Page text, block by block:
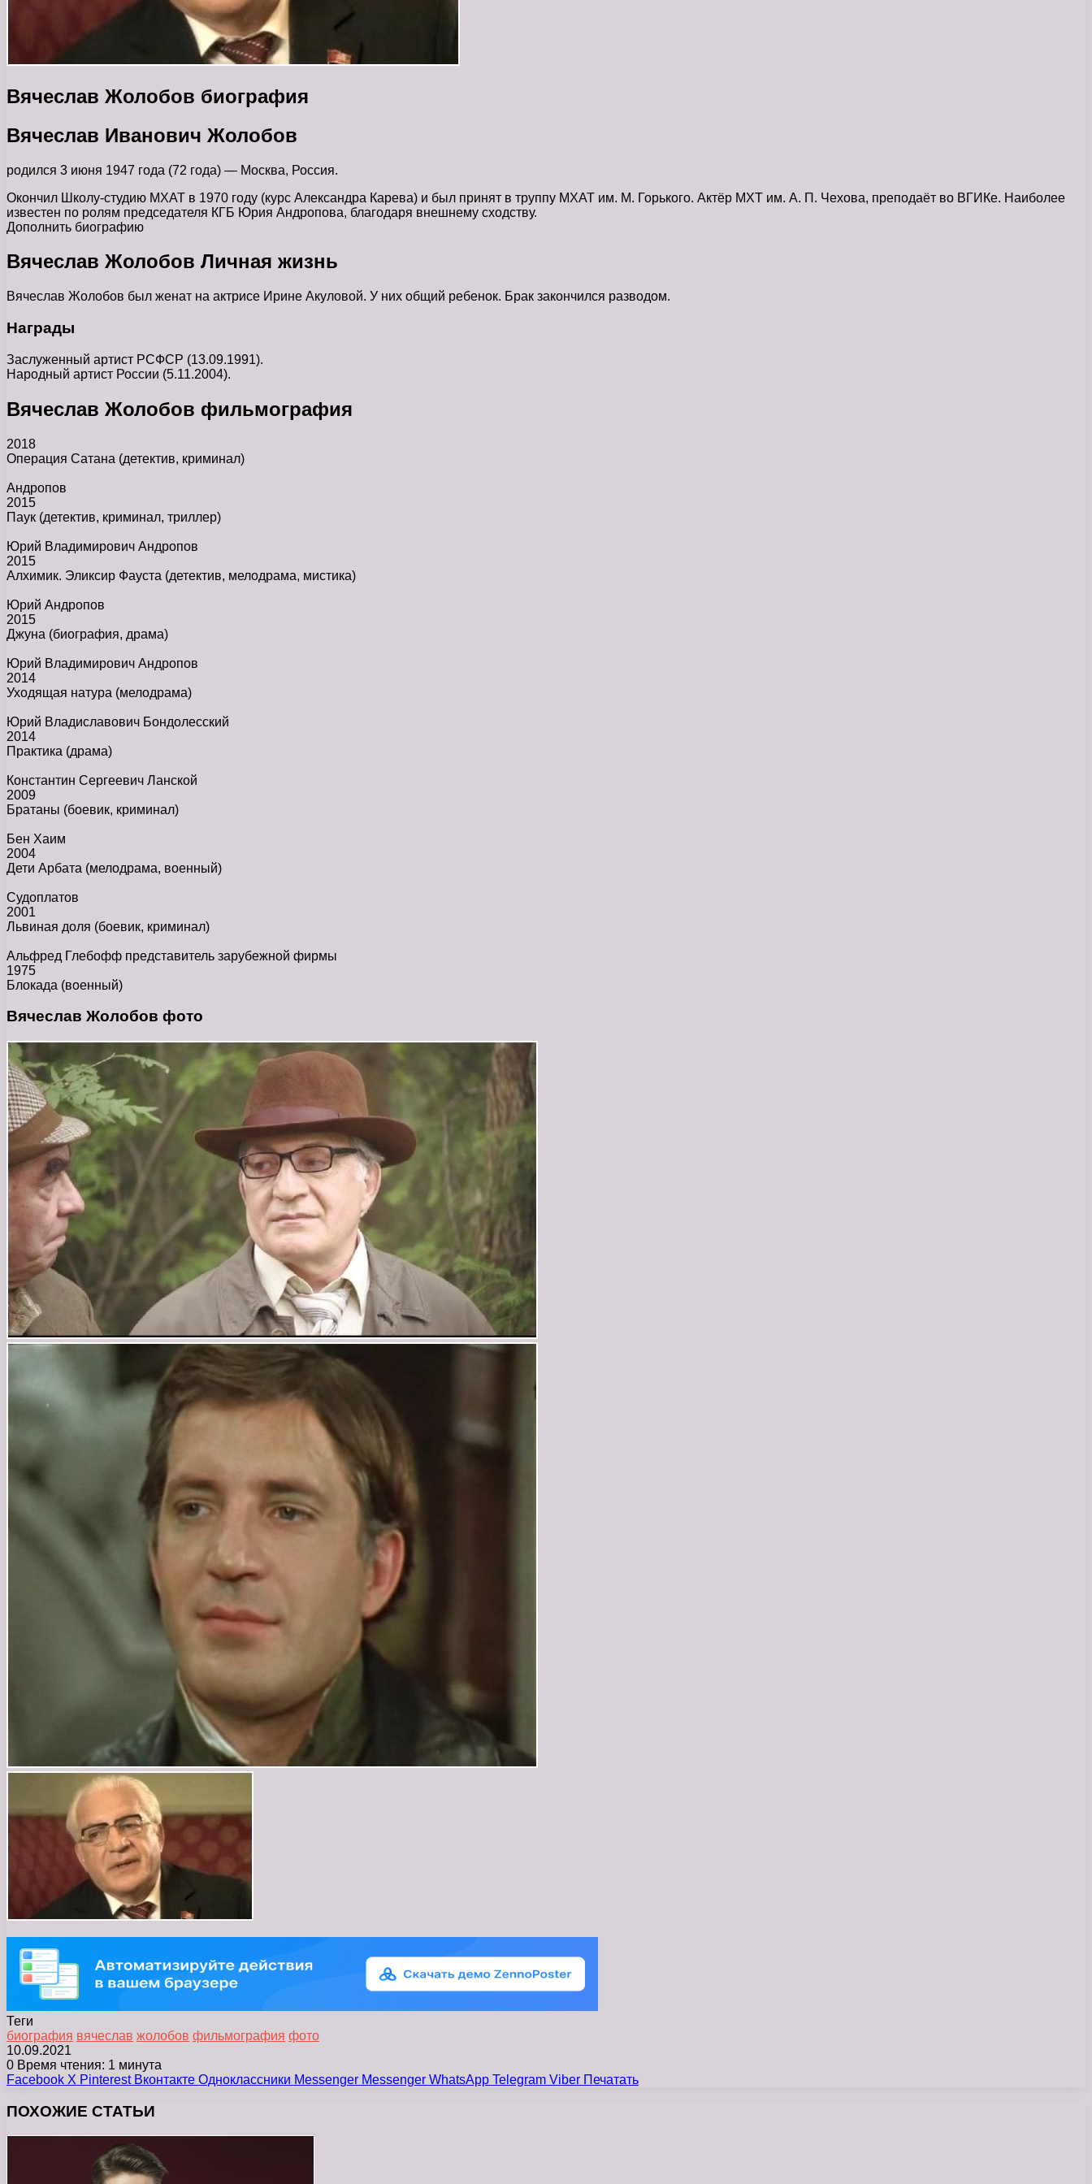
Вячеслав Жолобов биография
Вячеслав Иванович Жолобов
родился 3 июня 1947 года (72 года) — Москва, Россия.
Окончил Школу-студию МХАТ в 1970 году (курс Александра Карева) и был принят в труппу МХАТ им. М. Горького. Актёр МХТ им. А. П. Чехова, преподаёт во ВГИКе. Наиболее
известен по ролям председателя КГБ Юрия Андропова, благодаря внешнему сходству.
Дополнить биографию
Вячеслав Жолобов Личная жизнь
Вячеслав Жолобов был женат на актрисе Ирине Акуловой. У них общий ребенок. Брак закончился разводом.
Награды
Заслуженный артист РСФСР (13.09.1991).
Народный артист России (5.11.2004).
Вячеслав Жолобов фильмография
2018
Операция Сатана (детектив, криминал)
Андропов
2015
Паук (детектив, криминал, триллер)
Юрий Владимирович Андропов
2015
Алхимик. Эликсир Фауста (детектив, мелодрама, мистика)
Юрий Андропов
2015
Джуна (биография, драма)
Юрий Владимирович Андропов
2014
Уходящая натура (мелодрама)
Юрий Владиславович Бондолесский
2014
Практика (драма)
Константин Сергеевич Ланской
2009
Братаны (боевик, криминал)
Бен Хаим
2004
Дети Арбата (мелодрама, военный)
Судоплатов
2001
Львиная доля (боевик, криминал)
Альфред Глебофф представитель зарубежной фирмы
1975
Блокада (военный)
Вячеслав Жолобов фото
Теги
биография вячеслав жолобов фильмография фото
10.09.2021
0 Время чтения: 1 минута
Facebook X Pinterest Вконтакте Одноклассники Messenger Messenger WhatsApp Telegram Viber Печатать
ПОХОЖИЕ СТАТЬИ